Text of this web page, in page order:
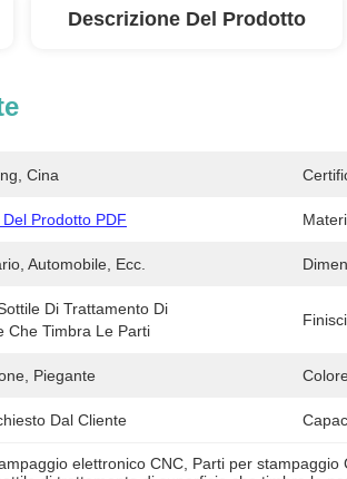
Descrizione Del Prodotto
Cina
Prodotto PDF
Automobile, Ecc.
Di Trattamento Di
Che Timbra Le Parti
Piegante
Dal Cliente
elettronico CNC Parti per stampaggio